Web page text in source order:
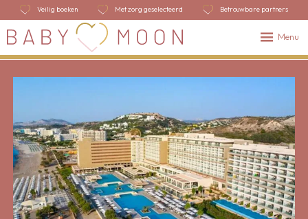
Veilig boeken Met zorg geselecteerd Betrouwbare partners
Menu